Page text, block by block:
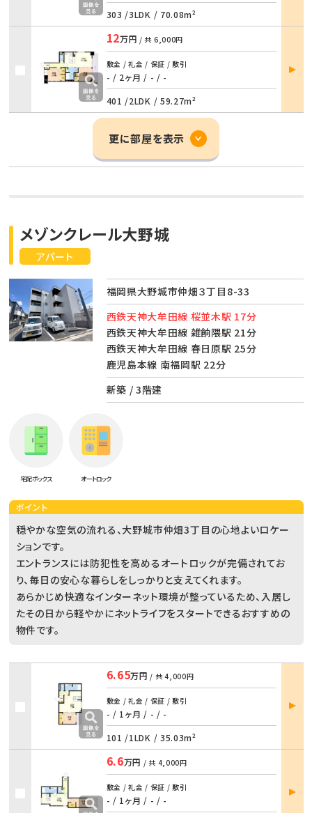
303 /3LDK / 70.08m²
12万円 / 共 6,000円
敷金 / 礼金 / 保証 / 敷引
- / 2ヶ月 / - / -
401 /2LDK / 59.27m²
部屋
詳細
更に部屋を表示
アパート
メゾンクレール大野城
福岡県大野城市仲畑３丁目8-33
西鉄天神大牟田線 桜並木駅 17分
西鉄天神大牟田線 雑餉隈駅 21分
西鉄天神大牟田線 春日原駅 25分
鹿児島本線 南福岡駅 22分
新築 / 3階建
宅配ボックス オートロック
ポイント
穏やかな空気の流れる、大野城市仲畑3丁目の心地よいロケー
ションです。
エントランスには防犯性を高めるオートロックが完備されてお
り、毎日の安心な暮らしをしっかりと支えてくれます。
あらかじめ快適なインターネット環境が整っているため、入居し
たその日から軽やかにネットライフをスタートできるおすすめの
物件です。
6.65万円 / 共4,000円
敷金 / 礼金 / 保証 / 敷引
- / 1ヶ月 / - / -
101 /1LDK / 35.03m²
部屋
詳細
6.6万円 / 共 4,000円
敷金 / 礼金 / 保証 / 敷引
- / 1ヶ月 / - / -
部屋
詳細